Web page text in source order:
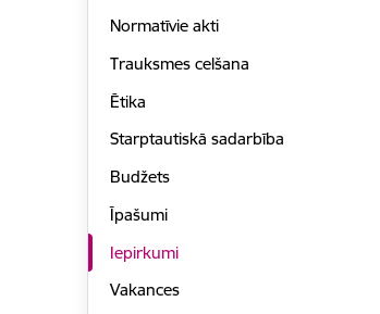
Normatīvie akti
Trauksmes celšana
Ētika
Starptautiskā sadarbība
Budžets
Īpašumi
Iepirkumi
Vakances